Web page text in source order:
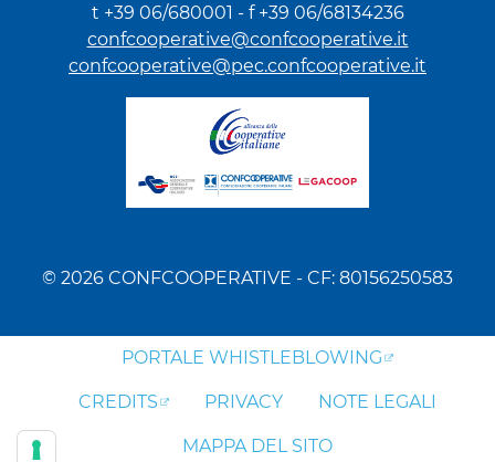
t +39 06/680001 - f +39 06/68134236
confcooperative@confcooperative.it
confcooperative@pec.confcooperative.it
© 2026 CONFCOOPERATIVE - CF: 80156250583
PORTALE WHISTLEBLOWING
CREDITS PRIVACY NOTE LEGALI
MAPPA DEL SITO